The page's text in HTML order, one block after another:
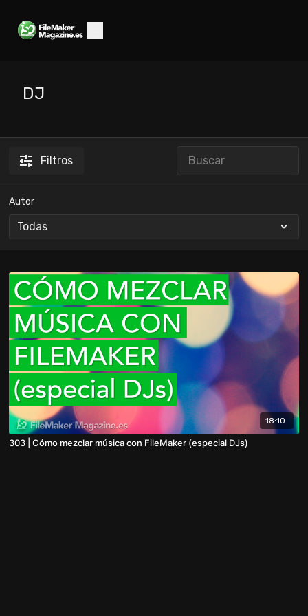
DJ
Filtros
Autor
18:10
303 | Cómo mezclar música con FileMaker (especial DJs)